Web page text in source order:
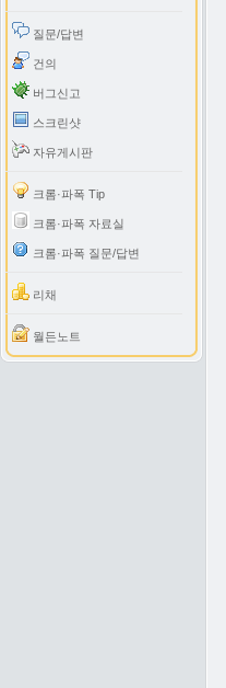
질문/답변
건의
버그신고
스크린샷
자유게시판
크롬·파폭 Tip
크롬·파폭 자료실
크롬·파폭 질문/답변
리채
월든노트